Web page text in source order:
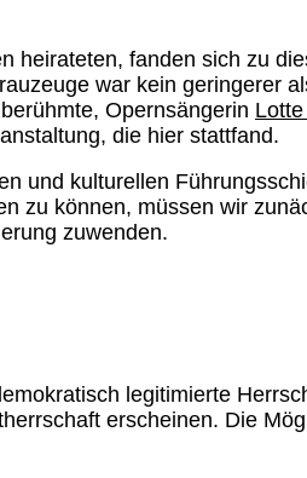
heirateten, fanden sich zu
war kein geringerer
Opernsängerin
die hier stattfand.
und kulturellen
zu können, müssen wir
zuwenden.
legitimierte
erscheinen. Die